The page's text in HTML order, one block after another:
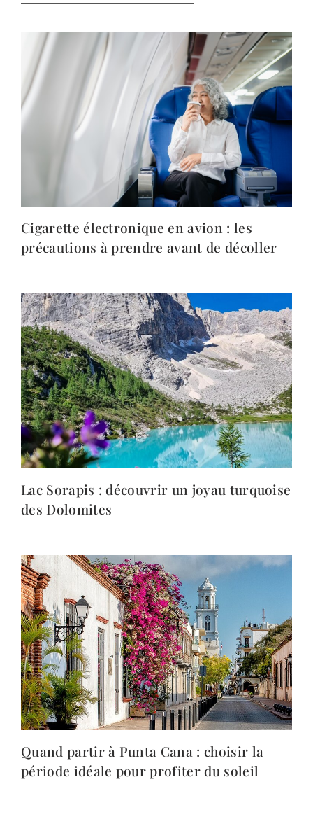
Cigarette électronique en avion : les
précautions à prendre avant de décoller
Lac Sorapis : découvrir un joyau turquoise
des Dolomites
Quand partir à Punta Cana : choisir la
période idéale pour profiter du soleil